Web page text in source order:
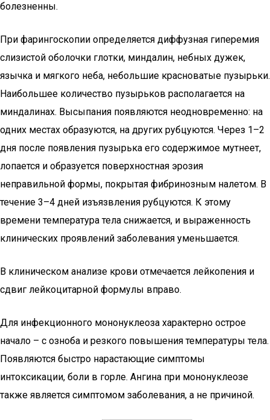
болезненны.
При фарингоскопии определяется диффузная гиперемия
слизистой оболочки глотки, миндалин, небных дужек,
язычка и мягкого неба, небольшие красноватые пузырьки.
Наибольшее количество пузырьков располагается на
миндалинах. Высыпания появляются неодновременно: на
одних местах образуются, на других рубцуются. Через 1–2
дня после появления пузырька его содержимое мутнеет,
лопается и образуется поверхностная эрозия
неправильной формы, покрытая фибринозным налетом. В
течение 3–4 дней изъязвления рубцуются. К этому
времени температура тела снижается, и выраженность
клинических проявлений заболевания уменьшается.
В клиническом анализе крови отмечается лейкопения и
сдвиг лейкоцитарной формулы вправо.
Для инфекционного мононуклеоза характерно острое
начало – с озноба и резкого повышения температуры тела.
Появляются быстро нарастающие симптомы
интоксикации, боли в горле. Ангина при мононуклеозе
также является симптомом заболевания, а не причиной.